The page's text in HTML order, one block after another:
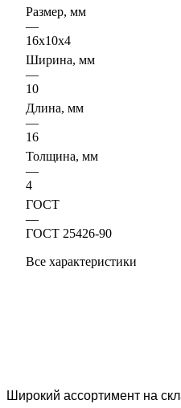
Размер, мм
—
16x10x4
Ширина, мм
—
10
Длина, мм
—
16
Толщина, мм
—
4
ГОСТ
—
ГОСТ 25426-90
Все характеристики
Широкий ассортимент на